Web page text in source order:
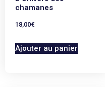
Le cheval est un
244 pages, 152 x
Parution :mai 2021
chamanes
18,00€
Ajouter au panier